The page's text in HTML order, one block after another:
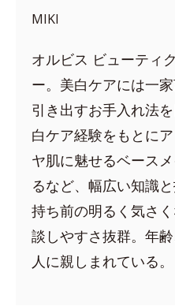
MIKI
オルビス ビューティ
ー。美白ケアには一
引き出すお手入れ法
白ケア経験をもとに
ヤ肌に魅せるベース
るなど、幅広い知識
持ち前の明るく気さ
談しやすさ抜群。年
人に親しまれている。